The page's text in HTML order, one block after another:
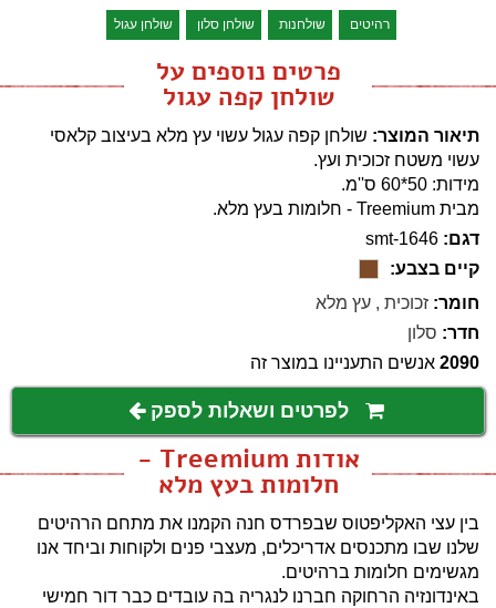
רהיטים שולחנות שולחן סלון שולחן עגול
פרטים נוספים על
שולחן קפה עגול
תיאור המוצר: שולחן קפה עגול עשוי עץ מלא בעיצוב קלאסי
עשוי משטח זכוכית ועץ.
מידות: 50*60 ס''מ.
מבית Treemium - חלומות בעץ מלא.
דגם: smt-1646
קיים בצבע:
חומר: זכוכית , עץ מלא
חדר: סלון
2090 אנשים התעניינו במוצר זה
לפרטים ושאלות לספק
אודות Treemium -
חלומות בעץ מלא
בין עצי האקליפטוס שבפרדס חנה הקמנו את מתחם הרהיטים
שלנו שבו מתכנסים אדריכלים, מעצבי פנים ולקוחות וביחד אנו
מגשימים חלומות ברהיטים.
באינדונזיה הרחוקה חברנו לנגריה בה עובדים כבר דור חמישי